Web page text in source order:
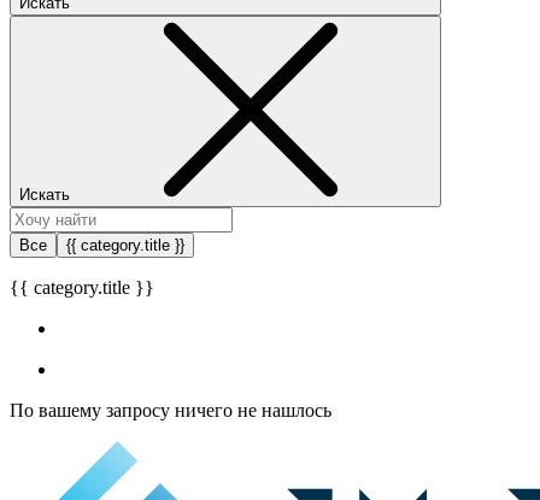
Искать
Все {{ category.title }}
{{ category.title }}
По вашему запросу ничего не нашлось